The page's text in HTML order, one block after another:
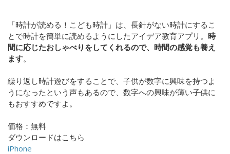
「時計が読める！こども時計」は、長針がない時計にするこ
とで時計を簡単に読めるようにしたアイデア教育アプリ。 時
間に応じたおしゃべりをしてくれるので、時間の感覚も養え
ます。
繰り返し時計遊びをすることで、子供が数字に興味を持つよ
うになったという声もあるので、数字への興味が薄い子供に
もおすすめですよ。
価格：無料
ダウンロードはこちら
iPhone